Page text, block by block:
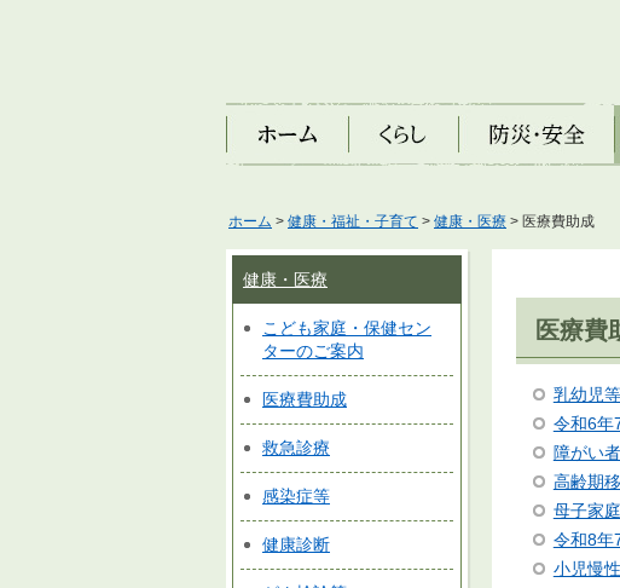
ホーム くらし 防災・安全
ホーム > 健康・福祉・子育て > 健康・医療 > 医療費助成
健康・医療
こども家庭・保健セン
ターのご案内
医療費助成
救急診療
感染症等
健康診断
医療費
乳幼児
令和6年
障がい
高齢期
母子家
令和8年
小児慢